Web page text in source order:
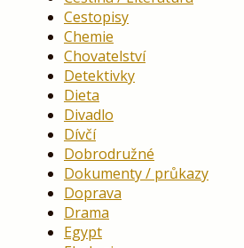
Cestopisy
Chemie
Chovatelství
Detektivky
Dieta
Divadlo
Dívčí
Dobrodružné
Dokumenty / průkazy
Doprava
Drama
Egypt